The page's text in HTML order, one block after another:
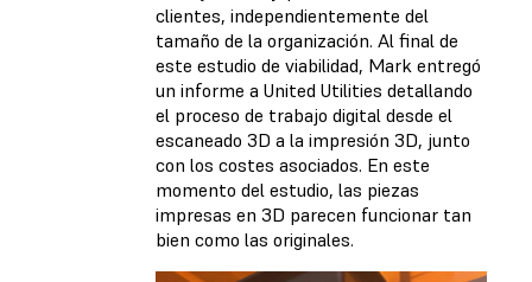
clientes, independientemente del
tamaño de la organización. Al final de
este estudio de viabilidad, Mark entregó
un informe a United Utilities detallando
el proceso de trabajo digital desde el
escaneado 3D a la impresión 3D, junto
con los costes asociados. En este
momento del estudio, las piezas
impresas en 3D parecen funcionar tan
bien como las originales.